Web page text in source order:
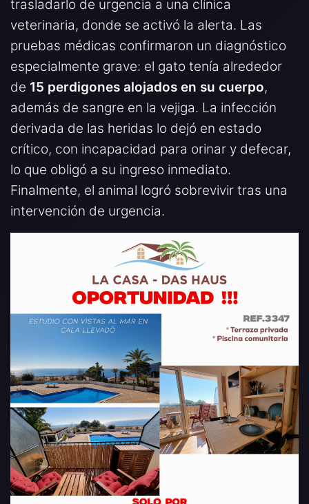
trasladarlo de urgencia a una clínica
veterinaria, donde se activó la alerta. Las
pruebas médicas confirmaron un diagnóstico
especialmente grave: el gato tenía alrededor
de 15 perdigones alojados en su cuerpo,
además de sangre en la vejiga. La infección
derivada de las heridas lo dejó en estado
crítico, con incapacidad para orinar y defecar,
lo que obligó a su ingreso inmediato.
Finalmente, el animal logró sobrevivir tras una
intervención de urgencia.